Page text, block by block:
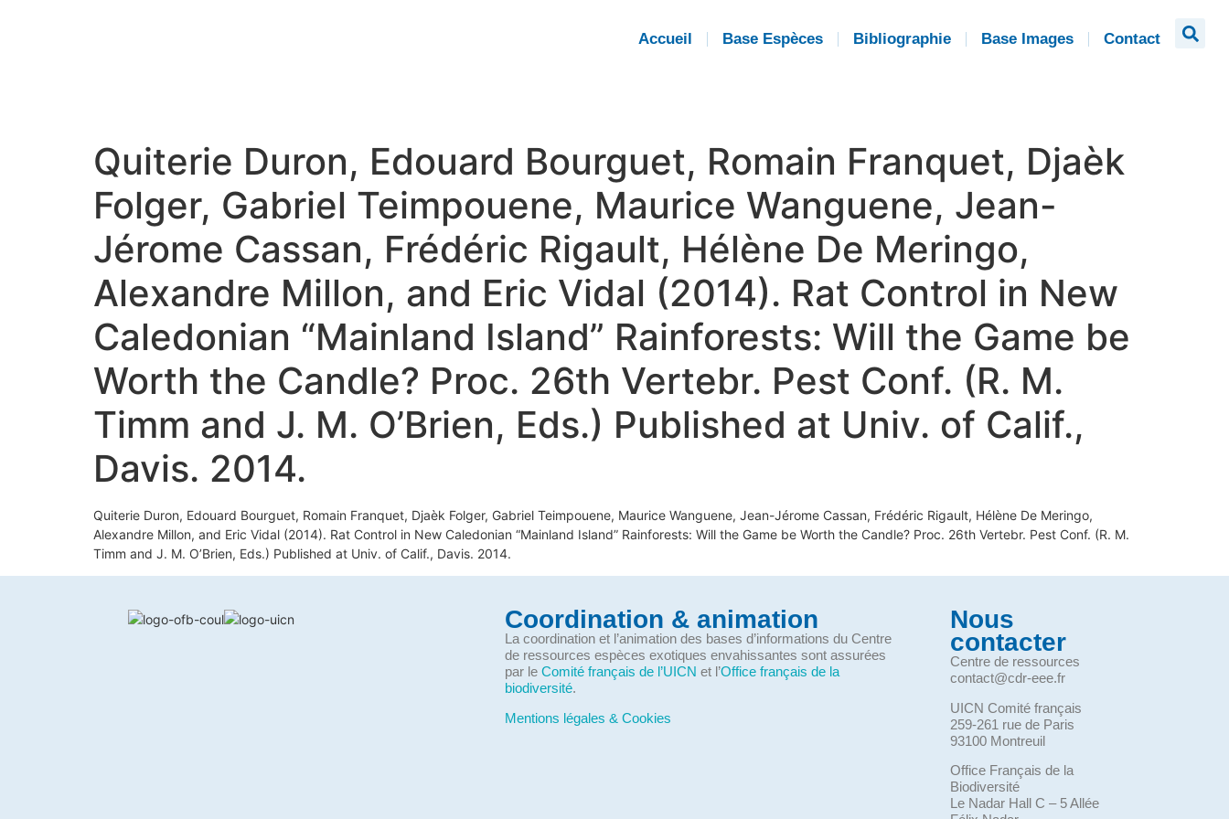
Accueil Base Espèces Bibliographie Base Images Contact
Quiterie Duron, Edouard Bourguet, Romain Franquet, Djaèk
Folger, Gabriel Teimpouene, Maurice Wanguene, Jean-
Jérome Cassan, Frédéric Rigault, Hélène De Meringo,
Alexandre Millon, and Eric Vidal (2014). Rat Control in New
Caledonian “Mainland Island” Rainforests: Will the Game be
Worth the Candle? Proc. 26th Vertebr. Pest Conf. (R. M.
Timm and J. M. O’Brien, Eds.) Published at Univ. of Calif.,
Davis. 2014.
Quiterie Duron, Edouard Bourguet, Romain Franquet, Djaèk Folger, Gabriel Teimpouene, Maurice Wanguene, Jean-Jérome Cassan, Frédéric Rigault, Hélène De Meringo,
Alexandre Millon, and Eric Vidal (2014). Rat Control in New Caledonian “Mainland Island” Rainforests: Will the Game be Worth the Candle? Proc. 26th Vertebr. Pest Conf. (R. M.
Timm and J. M. O’Brien, Eds.) Published at Univ. of Calif., Davis. 2014.
Coordination & animation
La coordination et l’animation des bases d’informations du Centre
de ressources espèces exotiques envahissantes sont assurées
par le Comité français de l’UICN et l’Office français de la
biodiversité.
Mentions légales & Cookies
Nous
contacter
Centre de ressources
contact@cdr-eee.fr
UICN Comité français
259-261 rue de Paris
93100 Montreuil
Office Français de la
Biodiversité
Le Nadar Hall C – 5 Allée